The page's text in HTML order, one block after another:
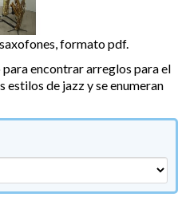
formato pdf.
encontrar arreglos para el
de jazz y se enumeran